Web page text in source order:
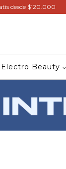
desde $120.000
Electro Beauty